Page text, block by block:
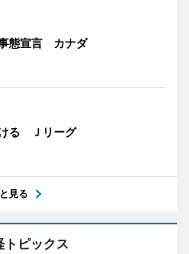
態宣言 カナダ
る Ｊリーグ
見る
トピックス